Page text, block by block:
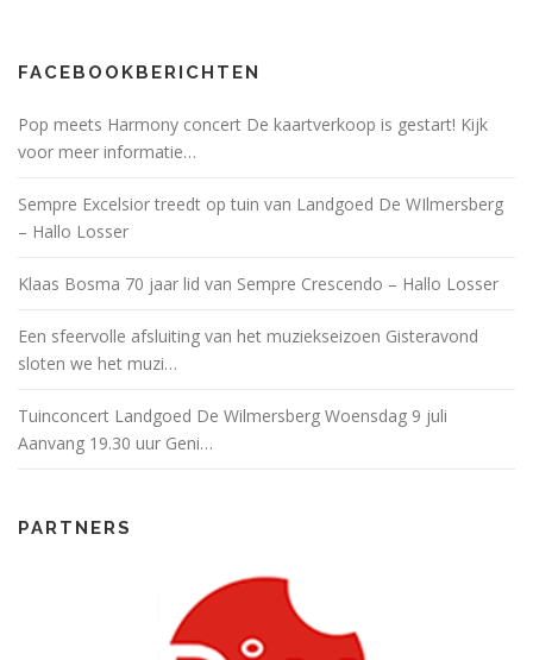
FACEBOOKBERICHTEN
Pop meets Harmony concert De kaartverkoop is gestart! Kijk
voor meer informatie…
Sempre Excelsior treedt op tuin van Landgoed De WIlmersberg
– Hallo Losser
Klaas Bosma 70 jaar lid van Sempre Crescendo – Hallo Losser
Een sfeervolle afsluiting van het muziekseizoen Gisteravond
sloten we het muzi…
Tuinconcert Landgoed De Wilmersberg Woensdag 9 juli
Aanvang 19.30 uur Geni…
PARTNERS